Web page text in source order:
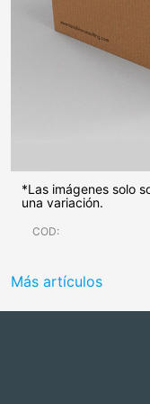
*Las imágenes solo
una variación.
COD:
Más artículos